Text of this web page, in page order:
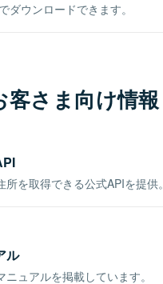
ウンロードできます。
客さま向け情報
を取得できる公式APIを提供。
ル
ュアルを掲載しています。